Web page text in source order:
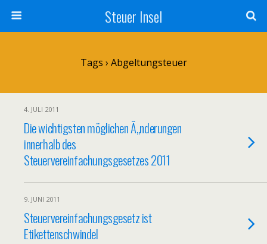
Steuer Insel
Tags › Abgeltungsteuer
4. JULI 2011
Die wichtigsten möglichen Ã„nderungen
innerhalb des
Steuervereinfachungsgesetzes 2011
9. JUNI 2011
Steuervereinfachungsgesetz ist
Etikettenschwindel